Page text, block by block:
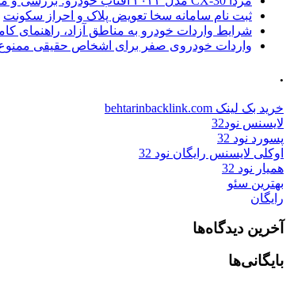
ثبت نام سامانه سخا تعویض پلاک و احراز سکونت
شرایط واردات خودرو به مناطق آزاد، راهنمای
واردات خودروی صفر برای اشخاص حقیقی
.
خرید بک لینک behtarinbacklink.com
لایسنس نود32
پسورد نود 32
اوکلی لایسنس رایگان نود 32
همیار نود 32
بهترین سئو
رایگان
آخرین دیدگاه‌ها
بایگانی‌ها